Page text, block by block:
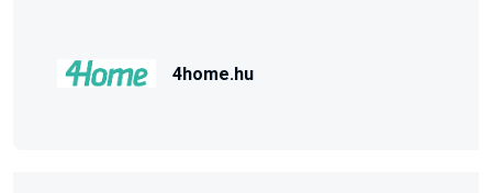
4home.hu